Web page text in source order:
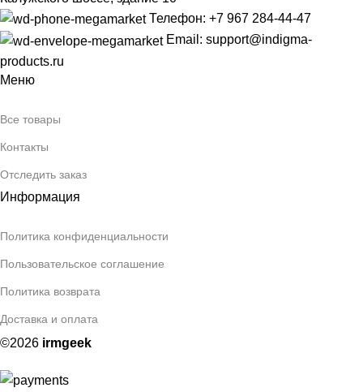
Телефон: +7 967 284-44-47
Email: support@indigma-
products.ru
Меню
Все товары
Контакты
Отследить заказ
Информация
Политика конфиденциальности
Пользовательское соглашение
Политика возврата
Доставка и оплата
©2026 irmgeek